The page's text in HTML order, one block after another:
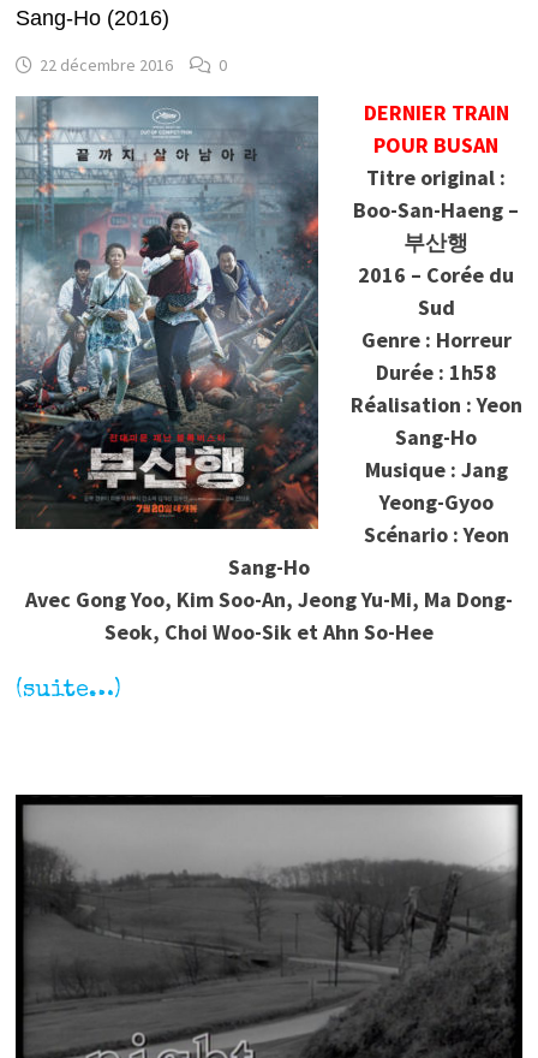
Sang-Ho (2016)
22 décembre 2016 0
DERNIER TRAIN
POUR BUSAN
Titre original :
Boo-San-Haeng –
부산행
2016 – Corée du
Sud
Genre : Horreur
Durée : 1h58
Réalisation : Yeon
Sang-Ho
Musique : Jang
Yeong-Gyoo
Scénario : Yeon
Sang-Ho
Avec Gong Yoo, Kim Soo-An, Jeong Yu-Mi, Ma Dong-
Seok, Choi Woo-Sik et Ahn So-Hee
(suite…)